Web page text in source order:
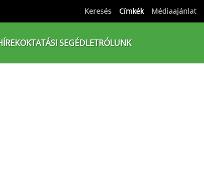
Keresés Címkék Médiaajánlat
OKTATÁSI SEGÉDLETRÓLUNK